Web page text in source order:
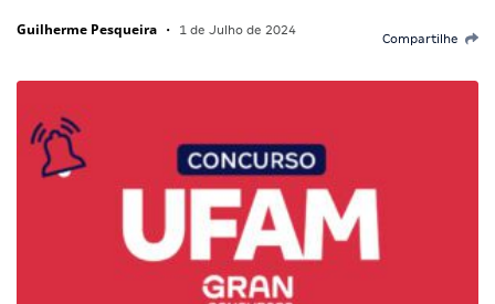
Guilherme Pesqueira • 1 de Julho de 2024
Compartilhe